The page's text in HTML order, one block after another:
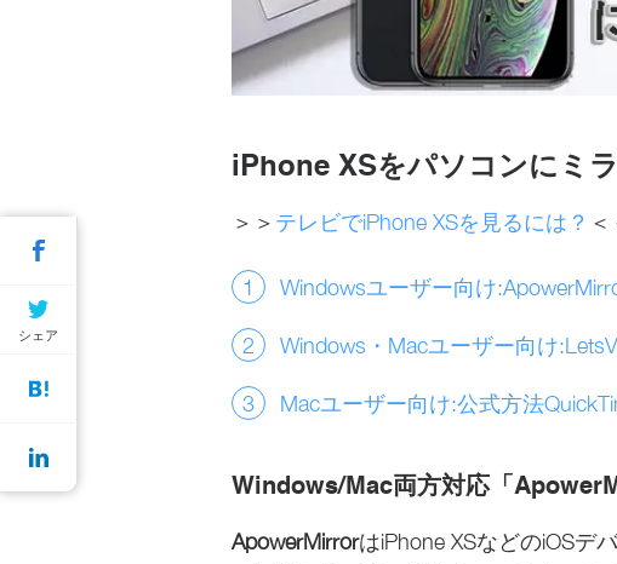
iPhone XSをパソコンにミ
＞＞ テレビでiPhone XSを見るには？ ＜
Windowsユーザー向け
Windows・Macユーザー向け
Macユーザー向け:公式方法
Windows/Mac両方対応「
ApowerMirrorはiPhone XSなどのiOSデ
シェア